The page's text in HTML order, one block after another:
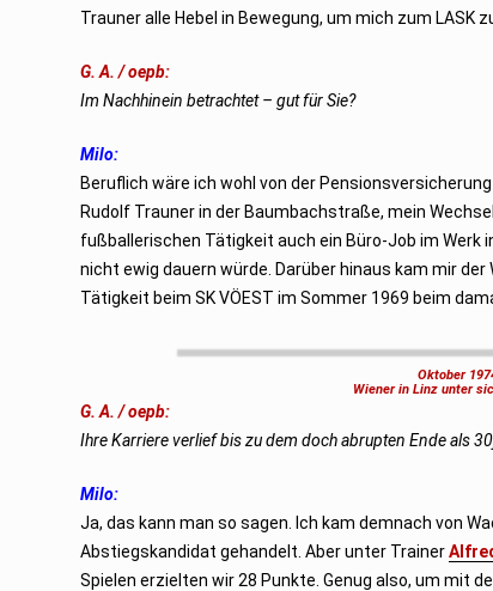
Trauner alle Hebel in Bewegung, um mich zum LASK
G. A. / oepb:
Im Nachhinein betrachtet – gut für Sie?
Milo:
Beruflich wäre ich wohl von der
Rudolf Trauner in der Baumbachstraße, mein
fußballerischen Tätigkeit auch ein Büro-Job im Werk
nicht ewig dauern würde. Darüber hinaus kam mir
Tätigkeit beim SK VÖEST im Sommer 1969 beim
Oktober
Wiener in Linz unter
G. A. / oepb:
Ihre Karriere verlief bis zu dem doch abrupten Ende als
Milo:
Ja, das kann man so sagen. Ich kam demnach von
Abstiegskandidat gehandelt. Aber unter Trainer
Spielen erzielten wir 28 Punkte. Genug also, um mit